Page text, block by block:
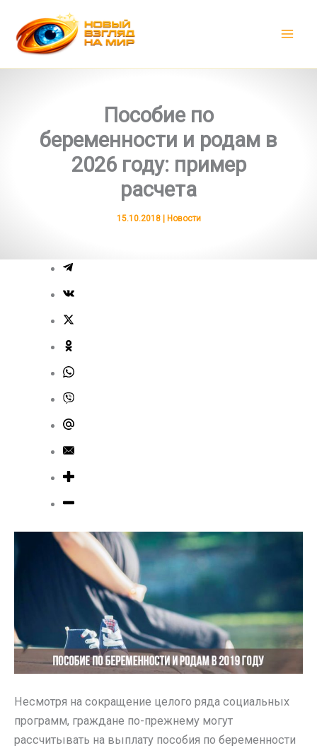
содержимому
Пособие по
беременности и родам в
2026 году: пример
расчета
15.10.2018 | Новости
Несмотря на сокращение целого ряда социальных
программ, граждане по-прежнему могут
рассчитывать на выплату пособия по беременности